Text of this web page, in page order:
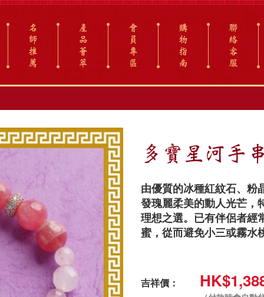
名
師
推
薦
產
品
薈
萃
會
員
專
區
購
物
指
南
聯
絡
客
服
多寶星河手
由優質的冰種紅紋石、粉
發瑰麗柔美的動人光芒，
理想之選。已有伴侶者經
蜜，從而避免小三或霧水
吉祥價：